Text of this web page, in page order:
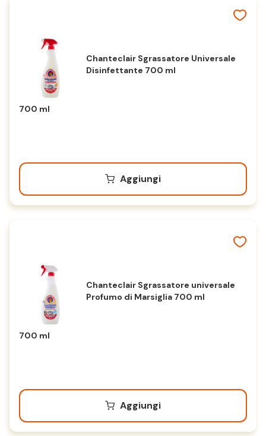
Chanteclair Sgrassatore Universale
Disinfettante 700 ml
700 ml
Aggiungi
Chanteclair Sgrassatore universale
Profumo di Marsiglia 700 ml
700 ml
Aggiungi